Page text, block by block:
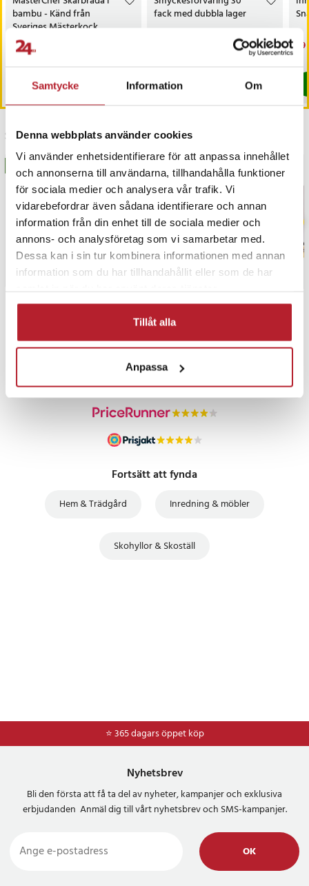
Samtycke Information Om
Denna webbplats använder cookies
Vi använder enhetsidentifierare för att anpassa innehållet
och annonserna till användarna, tillhandahålla funktioner
för sociala medier och analysera vår trafik. Vi
vidarebefordrar även sådana identifierare och annan
information från din enhet till de sociala medier och
annons- och analysföretag som vi samarbetar med.
Dessa kan i sin tur kombinera informationen med annan
information som du har tillhandahållit eller som de har
Tillåt alla
Anpassa
bambu - Känd från
Sveriges Mästerkock
Nuvarande pris
169 kr
169 kr
I lager, levereras inom 1-2 vardagar
Köp
fack med dubbla lager
I lager, levereras inom 1-2 vardagar
Senast besökta
PRISGARANTI
Fortsätt att fynda
Hem & Trädgård Inredning & möbler
Skohyllor & Skoställ
⭐ 365 dagars öppet köp
⭐Frakt 49kr *
Nyhetsbrev
Bli den första att få ta del av nyheter, kampanjer och exklusiva
erbjudanden Anmäl dig till vårt nyhetsbrev och SMS-kampanjer.
OK